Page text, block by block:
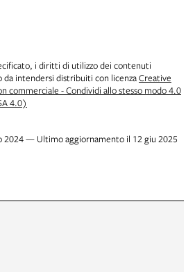
i diritti di utilizzo dei contenuti
da intendersi distribuiti con licenzaCreative
commerciale - Condividi allo stesso modo 4.0
4.0)
2024 — Ultimo aggiornamento il 12 giu 2025